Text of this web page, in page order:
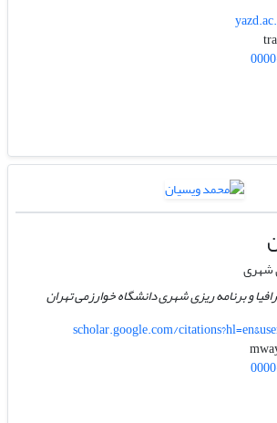
شهری
و برنامه ریزی شهری دانشگاه خوارزمی تهران
scholar.google.com/